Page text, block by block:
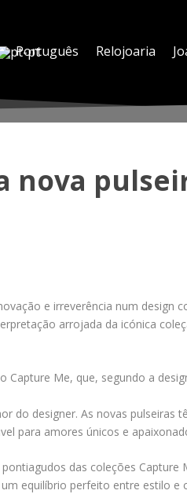
Português Relojoaria
nova
e irreverência num design
arrojada da icónica
Me, que, segundo a
do designer. As novas
para amores únicos e
das coleções
equilíbrio perfeito entre estilo